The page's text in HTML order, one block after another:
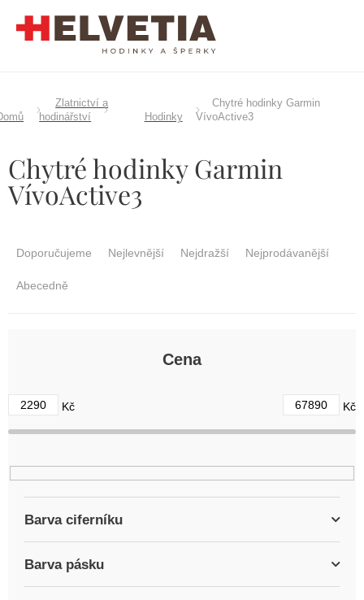
Zlatnictví a
hodinářství
Hodinky
Chytré hodinky Garmin
VívoActive3
Chytré hodinky Garmin
VívoActive3
d
u
k
ů
Doporučujeme Nejlevnější Nejdražší Nejprodávanější
Abecedně
Cena
2290 Kč 67890 Kč
Barva ciferníku
Barva pásku